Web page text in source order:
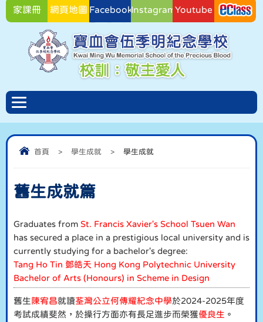
家課冊 網頁地圖 FacebookInstagramYoutube
首頁 > 學生成就 > 學生成就
舊生成就篇
Graduates from St. Francis Xavier's School Tsuen Wan
has secured a place in a prestigious local university and is
currently studying for a bachelor's degree:
Tang Ho Tin 鄧皓天 Hong Kong Polytechnic University
Bachelor of Arts (Honours) in Scheme in Design
舊生陳宥昌就讀荃灣公立何傳耀紀念中學於2024-2025年度
考試成績斐然，於操行方面亦有長足進步而榮獲優良生 。